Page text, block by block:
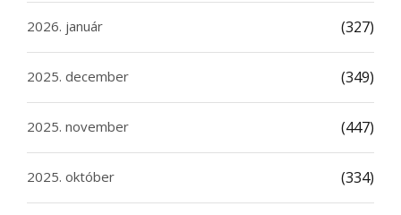
2026. január (327)
2025. december (349)
2025. november (447)
2025. október (334)